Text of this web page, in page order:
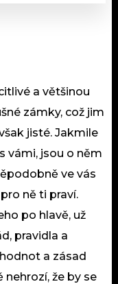
a většinou
zámky, což jim
jisté. Jakmile
vámi, jsou o něm
ve vás
ně ti praví.
po hlavě, už
pravidla a
a zásad
že by se